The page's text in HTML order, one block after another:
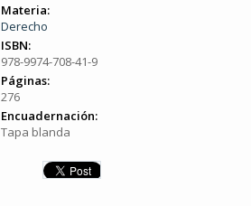
Materia:
Derecho
ISBN:
978-9974-708-41-9
Páginas:
276
Encuadernación:
Tapa blanda